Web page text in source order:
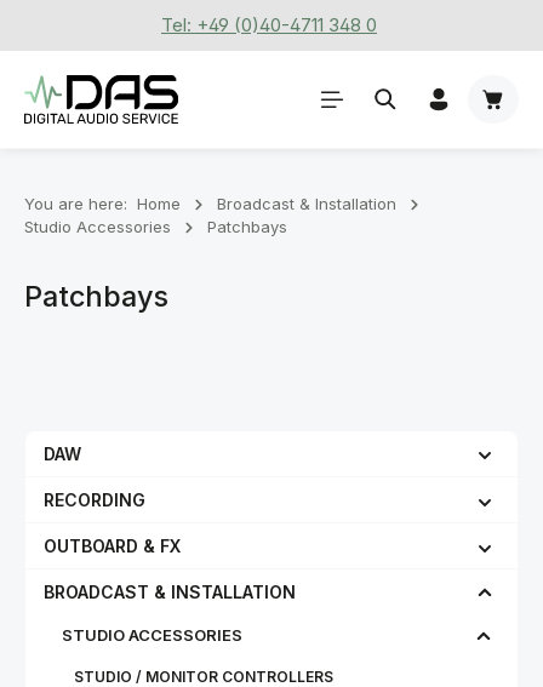
Skip to main contentTel: +49 (0)40-4711 348 0
You are here: Home
Broadcast & Installation
Studio Accessories
Patchbays
Patchbays
DAW
RECORDING
OUTBOARD & FX
BROADCAST & INSTALLATION
STUDIO ACCESSORIES
STUDIO / MONITOR CONTROLLERS